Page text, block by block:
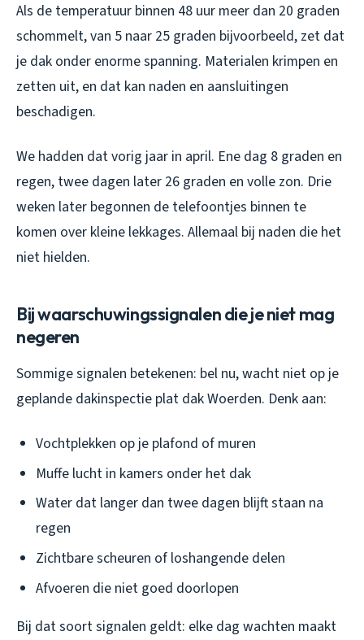
Als de temperatuur binnen 48 uur meer dan 20 graden
schommelt, van 5 naar 25 graden bijvoorbeeld, zet dat
je dak onder enorme spanning. Materialen krimpen en
zetten uit, en dat kan naden en aansluitingen
beschadigen.
We hadden dat vorig jaar in april. Ene dag 8 graden en
regen, twee dagen later 26 graden en volle zon. Drie
weken later begonnen de telefoontjes binnen te
komen over kleine lekkages. Allemaal bij naden die het
niet hielden.
Bij waarschuwingssignalen die je niet mag
negeren
Sommige signalen betekenen: bel nu, wacht niet op je
geplande dakinspectie plat dak Woerden. Denk aan:
Vochtplekken op je plafond of muren
Muffe lucht in kamers onder het dak
Water dat langer dan twee dagen blijft staan na
regen
Zichtbare scheuren of loshangende delen
Afvoeren die niet goed doorlopen
Bij dat soort signalen geldt: elke dag wachten maakt